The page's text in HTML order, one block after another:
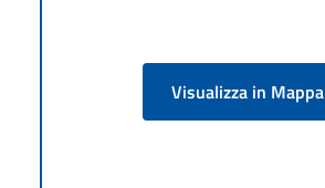
Visualizza in Mappa